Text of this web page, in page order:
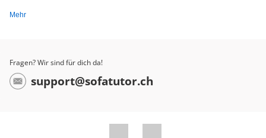
Mehr
Fragen? Wir sind für dich da!
support@sofatutor.ch